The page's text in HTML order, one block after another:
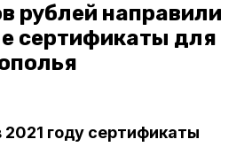
рублей направили
сертификаты для
2021 году сертификаты